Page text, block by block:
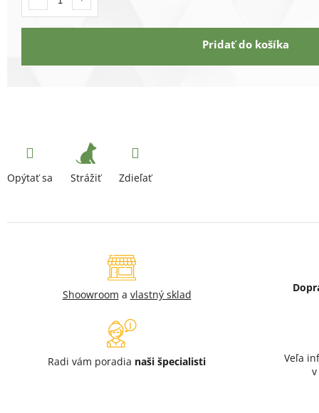
Pridať do košíka
Opýtať sa Strážiť Zdieľať
Shoowroom a vlastný sklad
Radi vám poradia naši špecialisti
Veľa
v